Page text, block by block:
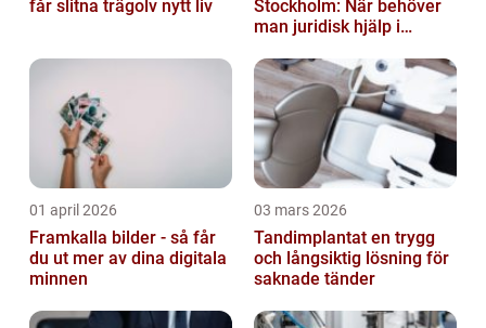
får slitna trägolv nytt liv
Stockholm: När behöver
man juridisk hjälp i
01 april 2026
Framkalla bilder - så får
du ut mer av dina digitala
minnen
03 mars 2026
Tandimplantat en trygg
och långsiktig lösning för
saknade tänder